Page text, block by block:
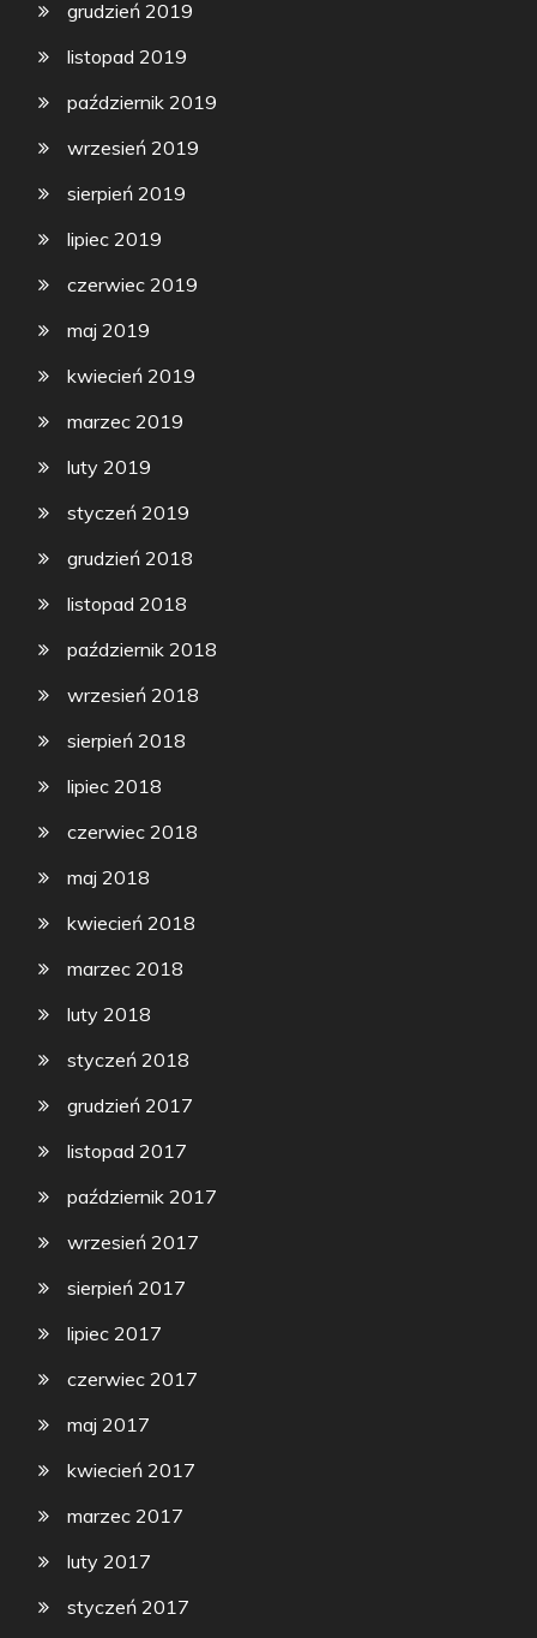
grudzień 2019
listopad 2019
październik 2019
wrzesień 2019
sierpień 2019
lipiec 2019
czerwiec 2019
maj 2019
kwiecień 2019
marzec 2019
luty 2019
styczeń 2019
grudzień 2018
listopad 2018
październik 2018
wrzesień 2018
sierpień 2018
lipiec 2018
czerwiec 2018
maj 2018
kwiecień 2018
marzec 2018
luty 2018
styczeń 2018
grudzień 2017
listopad 2017
październik 2017
wrzesień 2017
sierpień 2017
lipiec 2017
czerwiec 2017
maj 2017
kwiecień 2017
marzec 2017
luty 2017
styczeń 2017